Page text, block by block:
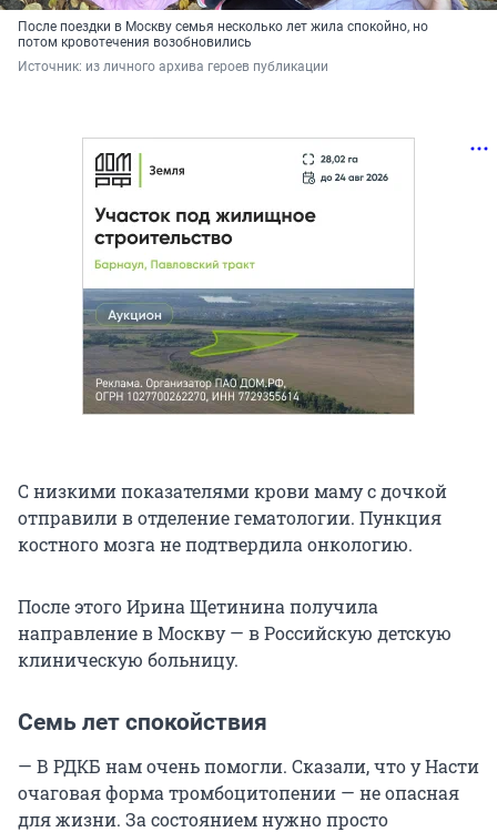
После поездки в Москву семья несколько лет жила спокойно, но
потом кровотечения возобновились
Источник: из личного архива героев публикации
С низкими показателями крови маму с дочкой
отправили в отделение гематологии. Пункция
костного мозга не подтвердила онкологию.
После этого Ирина Щетинина получила
направление в Москву — в Российскую детскую
клиническую больницу.
Семь лет спокойствия
— В РДКБ нам очень помогли. Сказали, что у Насти
очаговая форма тромбоцитопении — не опасная
для жизни. За состоянием нужно просто